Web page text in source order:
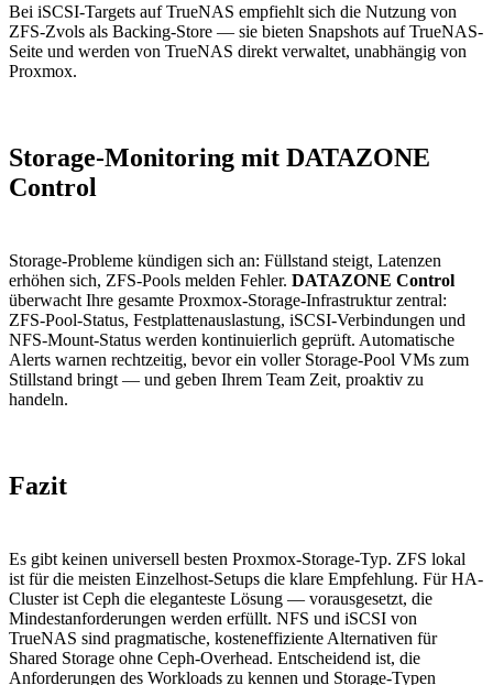
Bei iSCSI-Targets auf TrueNAS empfiehlt sich die Nutzung von
ZFS-Zvols als Backing-Store — sie bieten Snapshots auf TrueNAS-
Seite und werden von TrueNAS direkt verwaltet, unabhängig von
Proxmox.
Storage-Monitoring mit DATAZONE
Control
Storage-Probleme kündigen sich an: Füllstand steigt, Latenzen
erhöhen sich, ZFS-Pools melden Fehler. DATAZONE Control
überwacht Ihre gesamte Proxmox-Storage-Infrastruktur zentral:
ZFS-Pool-Status, Festplattenauslastung, iSCSI-Verbindungen und
NFS-Mount-Status werden kontinuierlich geprüft. Automatische
Alerts warnen rechtzeitig, bevor ein voller Storage-Pool VMs zum
Stillstand bringt — und geben Ihrem Team Zeit, proaktiv zu
handeln.
Fazit
Es gibt keinen universell besten Proxmox-Storage-Typ. ZFS lokal
ist für die meisten Einzelhost-Setups die klare Empfehlung. Für HA-
Cluster ist Ceph die eleganteste Lösung — vorausgesetzt, die
Mindestanforderungen werden erfüllt. NFS und iSCSI von
TrueNAS sind pragmatische, kosteneffiziente Alternativen für
Shared Storage ohne Ceph-Overhead. Entscheidend ist, die
Anforderungen des Workloads zu kennen und Storage-Typen